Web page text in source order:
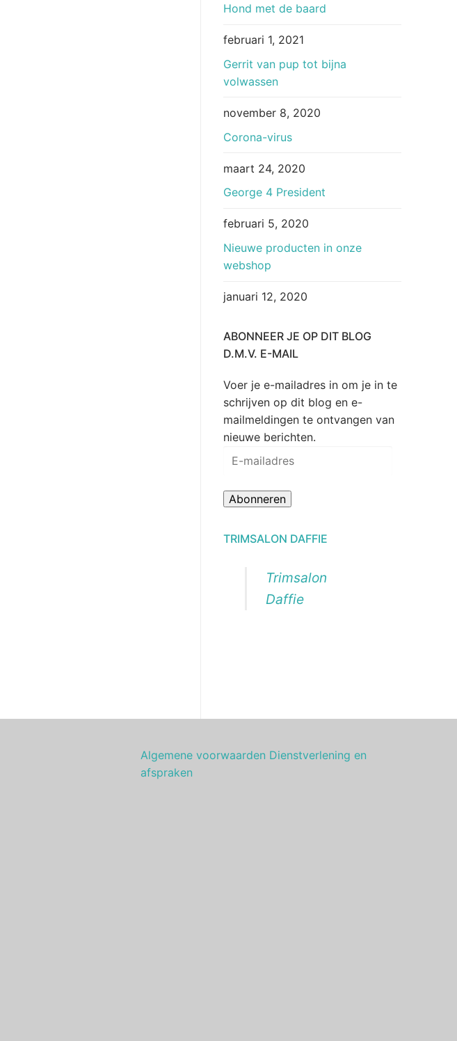
Hond met de baard
februari 1, 2021
Gerrit van pup tot bijna
volwassen
november 8, 2020
Corona-virus
maart 24, 2020
George 4 President
februari 5, 2020
Nieuwe producten in onze
webshop
januari 12, 2020
ABONNEER JE OP DIT BLOG
D.M.V. E-MAIL
Voer je e-mailadres in om je in te
schrijven op dit blog en e-
mailmeldingen te ontvangen van
nieuwe berichten.
E-
Abonneren
TRIMSALON DAFFIE
Trimsalon
Daffie
Algemene voorwaarden Dienstverlening en
afspraken